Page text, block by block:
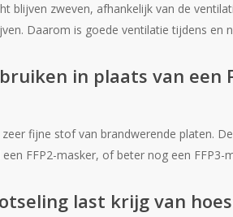
blijven zweven, afhankelijk van de
Daarom is goede ventilatie tijdens en
in plaats van een
fijne stof van brandwerende platen.
FFP2-masker, of beter nog een FFP3-
last krijg van